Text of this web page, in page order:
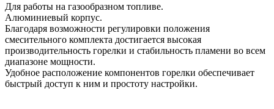
Для работы на газообразном топливе.
Алюминиевый корпус.
Благодаря возможности регулировки положения
смесительного комплекта достигается высокая
производительность горелки и стабильность пламени во всем
диапазоне мощности.
Удобное расположение компонентов горелки обеспечивает
быстрый доступ к ним и простоту настройки.